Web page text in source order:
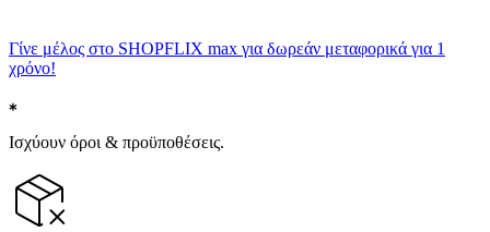
Γίνε μέλος στο SHOPFLIX max για δωρεάν μεταφορικά για 1
χρόνο!
Ισχύουν όροι & προϋποθέσεις.